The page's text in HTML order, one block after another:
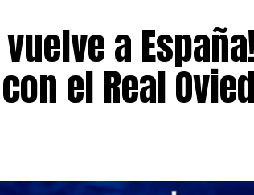
de Santana Motors / Campeones.com.ar
a
el Real